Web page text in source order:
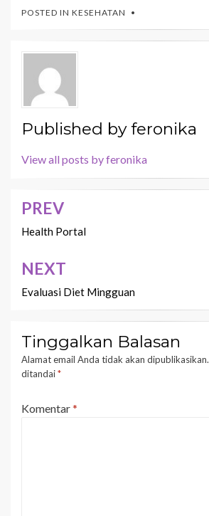
POSTED IN KESEHATAN
Published byferonika
View all posts by feronika
Navigasi
pos
PREV
Health Portal
NEXT
Evaluasi Diet Mingguan
Tinggalkan Balasan
Alamat email Anda tidak akan dipublikasikan.
ditandai*
Komentar*